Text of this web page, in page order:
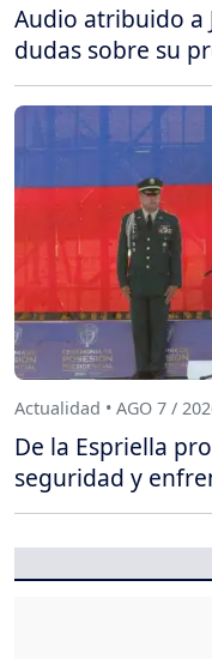
Audio atribuido a
dudas sobre su
Actualidad • AGO 7 /
De la Espriella
seguridad y